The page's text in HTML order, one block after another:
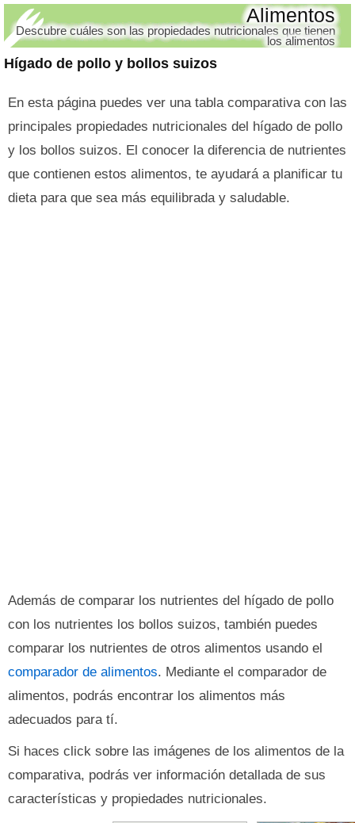
Hígado de pollo y bollos suizos
Alimentos
Descubre cuáles son las propiedades nutricionales que tienen
los alimentos
En esta página puedes ver una tabla comparativa con las
principales propiedades nutricionales del hígado de pollo
y los bollos suizos. El conocer la diferencia de nutrientes
que contienen estos alimentos, te ayudará a planificar tu
dieta para que sea más equilibrada y saludable.
Además de comparar los nutrientes del hígado de pollo
con los nutrientes los bollos suizos, también puedes
comparar los nutrientes de otros alimentos usando el
comparador de alimentos. Mediante el comparador de
alimentos, podrás encontrar los alimentos más
adecuados para tí.
Si haces click sobre las imágenes de los alimentos de la
comparativa, podrás ver información detallada de sus
características y propiedades nutricionales.